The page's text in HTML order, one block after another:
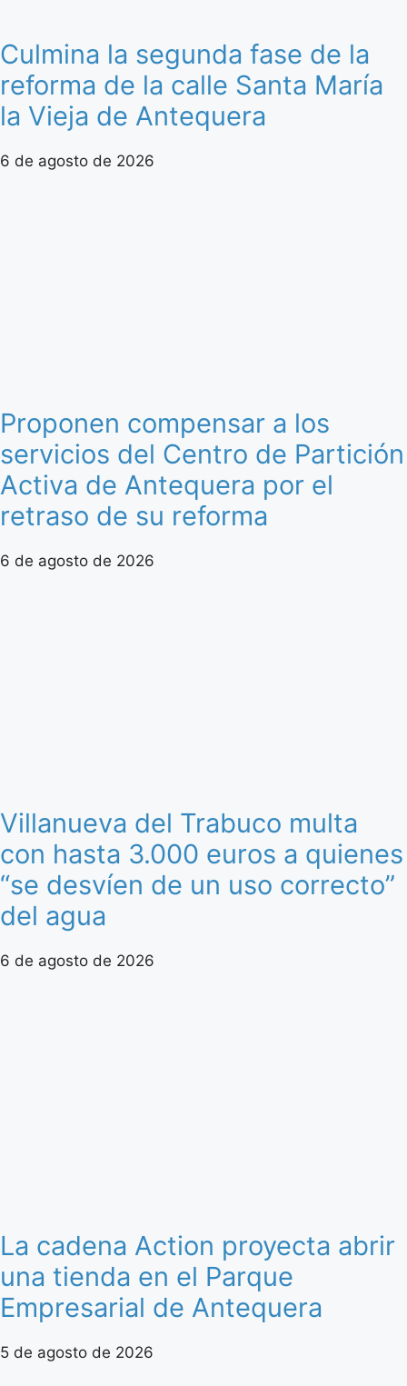
Culmina la segunda fase de la
reforma de la calle Santa María
la Vieja de Antequera
6 de agosto de 2026
Proponen compensar a los
servicios del Centro de Partición
Activa de Antequera por el
retraso de su reforma
6 de agosto de 2026
Villanueva del Trabuco multa
con hasta 3.000 euros a quienes
“se desvíen de un uso correcto”
del agua
6 de agosto de 2026
La cadena Action proyecta abrir
una tienda en el Parque
Empresarial de Antequera
5 de agosto de 2026